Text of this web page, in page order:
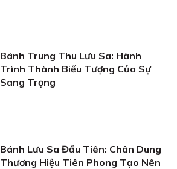
Bánh Trung Thu Lưu Sa: Hành
Trình Thành Biểu Tượng Của Sự
Sang Trọng
Bánh Lưu Sa Đầu Tiên: Chân Dung
Thương Hiệu Tiên Phong Tạo Nên